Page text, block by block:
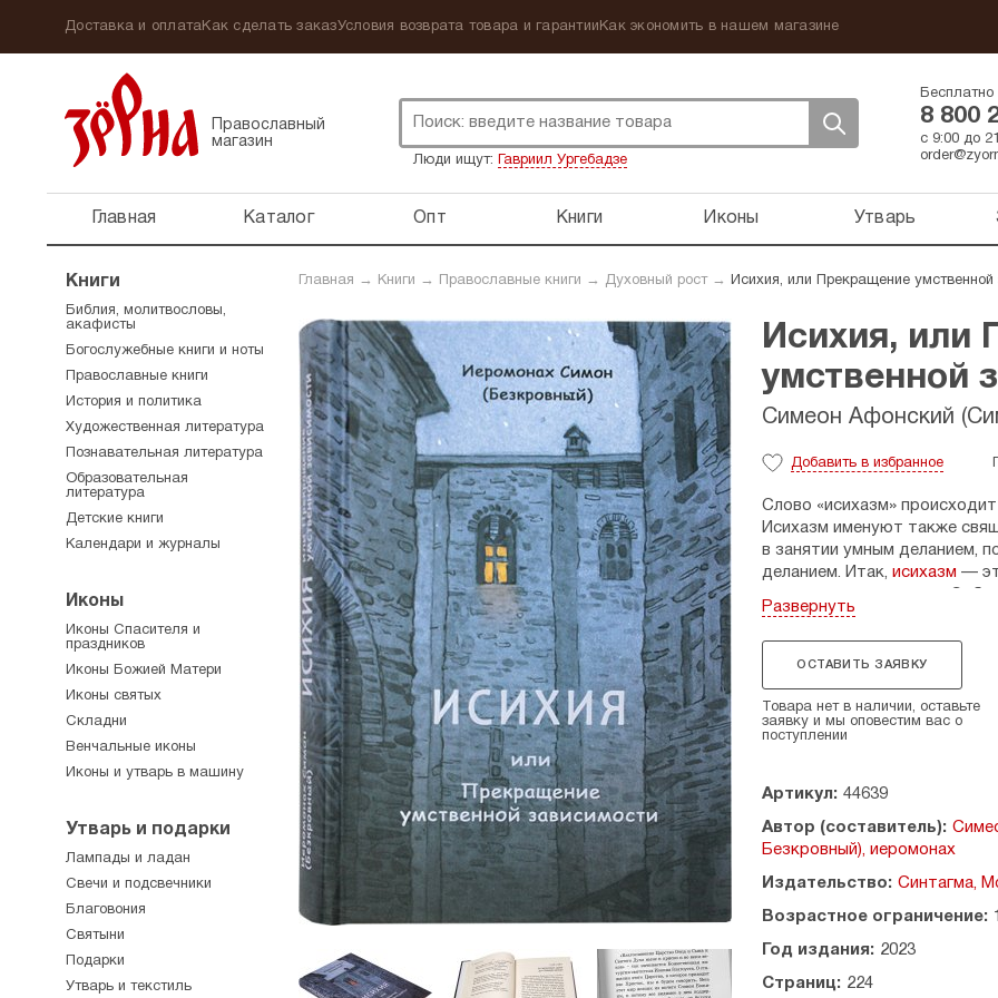
Доставка и оплатаКак сделать заказУсловия возврата товара и гарантии Как экономить в нашем магазине
Православный
магазин
Люди ищут: Гавриил Ургебадзе
Бесплатно
8 800
с 9:00 до
Главная Каталог Опт Книги Иконы Утварь
Главная → Книги → Православные книги → Духовный рост→ Исихия, или Прекращение умственной
Исихия, или
умственной
Симеон Афонский
Добавить в избранное
Слово «исихазм»
Исихазм именуют также
в занятии умным деланием,
деланием. Итак, исихазм —
молитвой удобнейшую,
Упоминание о данной
и душу и тело. Святой Иоанн
он советует быть
исихазмом.
Преподобный Исаак Сирин
матери раскаяния и началу
сего. Безмолвие же
похоти очей, похоти плоти и
Одним из самых горячих
Григорий Палама (1296-1359).
реальный опыт церковной
Развернуть
ОСТАВИТЬ ЗАЯВКУ
Товара нет в наличии, оставьте
заявку и мы оповестим вас о
поступлении
Артикул: 44639
Автор (составитель):
Безкровный), иеромонах
Издательство: Синтагма,
Возрастное ограничение:
Год издания: 2023
Страниц: 224
Книги
Библия, молитвословы,
акафисты
Богослужебные книги и ноты
Православные книги
История и политика
Художественная литература
Познавательная литература
Образовательная
литература
Детские книги
Календари и журналы
Иконы
Иконы Спасителя и
праздников
Иконы Божией Матери
Иконы святых
Складни
Венчальные иконы
Иконы и утварь в машину
Утварь и подарки
Лампады и ладан
Свечи и подсвечники
Благовония
Святыни
Подарки
Утварь и текстиль